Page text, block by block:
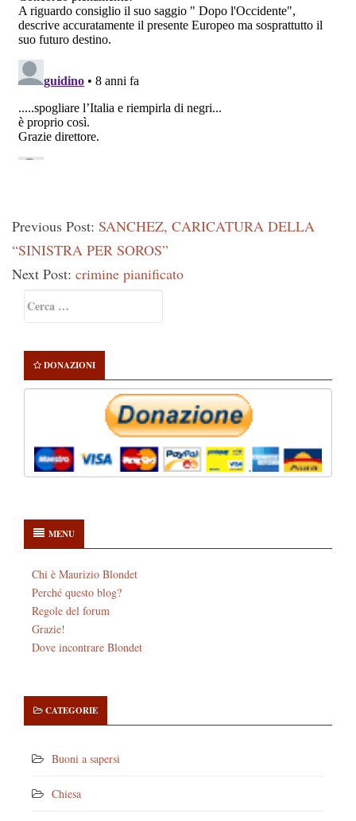
Previous Post: SANCHEZ, CARICATURA DELLA
“SINISTRA PER SOROS”
Next Post: crimine pianificato
Sidebar
per:
DONAZIONI
MENU
Chi è Maurizio Blondet
Perché questo blog?
Regole del forum
Grazie!
Dove incontrare Blondet
CATEGORIE
Buoni a sapersi
Chiesa